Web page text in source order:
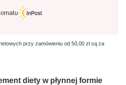
przy zamówieniu od 50,00 złsą za
diety w płynnej formie